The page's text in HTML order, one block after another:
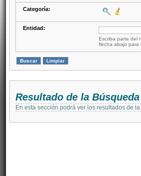
Categoría:
Entidad:
Escriba parte del
flecha abajo para
Resultado de la Búsqueda
En esta sección podrá ver los resultados de